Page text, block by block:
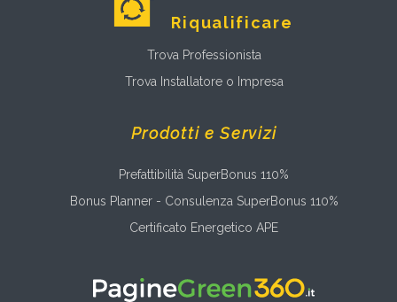
Riqualificare
Trova Professionista
Trova Installatore o Impresa
Prodotti e Servizi
Prefattibilità SuperBonus 110%
Bonus Planner - Consulenza SuperBonus 110%
Certificato Energetico APE